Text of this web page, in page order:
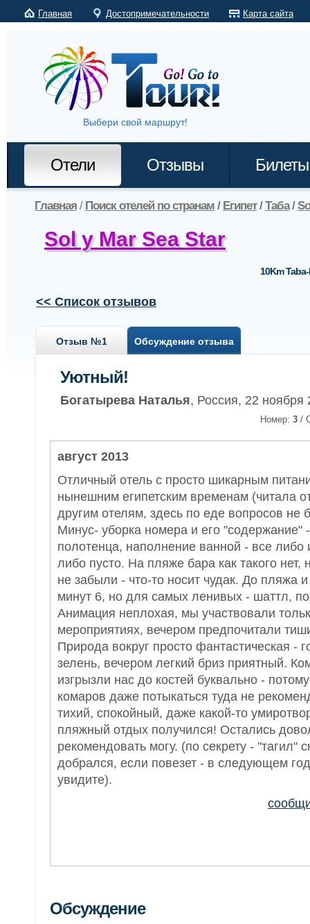
Главная Достопримечательности Карта сайта
Выбери свой маршрут!
Отели Отзывы Билеты
Главная / Поиск отелей по странам / Египет/Таба/
Sol y Mar Sea Star
10Km
<< Список отзывов
Отзыв №1 Обсуждение отзыва
Уютный!
Богатырева Наталья, Россия, 22
Номер: 3 /
август 2013
Отличный отель с просто шикарным
нынешним египетским временам (читала
другим отелям, здесь по еде вопросов не
Минус- уборка номера и его "содержание"
полотенца, наполнение ванной - все либо
либо пусто. На пляже бара как такого нет,
не забыли - что-то носит чудак. До пляжа
минут 6, но для самых ленивых - шаттл,
Анимация неплохая, мы участвовали
мероприятиях, вечером предпочитали
Природа вокруг просто фантастическая -
зелень, вечером легкий бриз приятный.
изгрызли нас до костей буквально -
комаров даже потыкаться туда не
тихий, спокойный, даже какой-то
пляжный отдых получился! Остались
рекомендовать могу. (по секрету - "тагил"
добрался, если повезет - в следующем
увидите).
Обсуждение